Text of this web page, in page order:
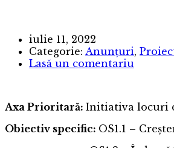
iulie 11, 2022
Categorie: Anunțuri,
Lasă un comentariu
Axa Prioritară: Initiativa locuri
Obiectiv specific: OS1.1 –